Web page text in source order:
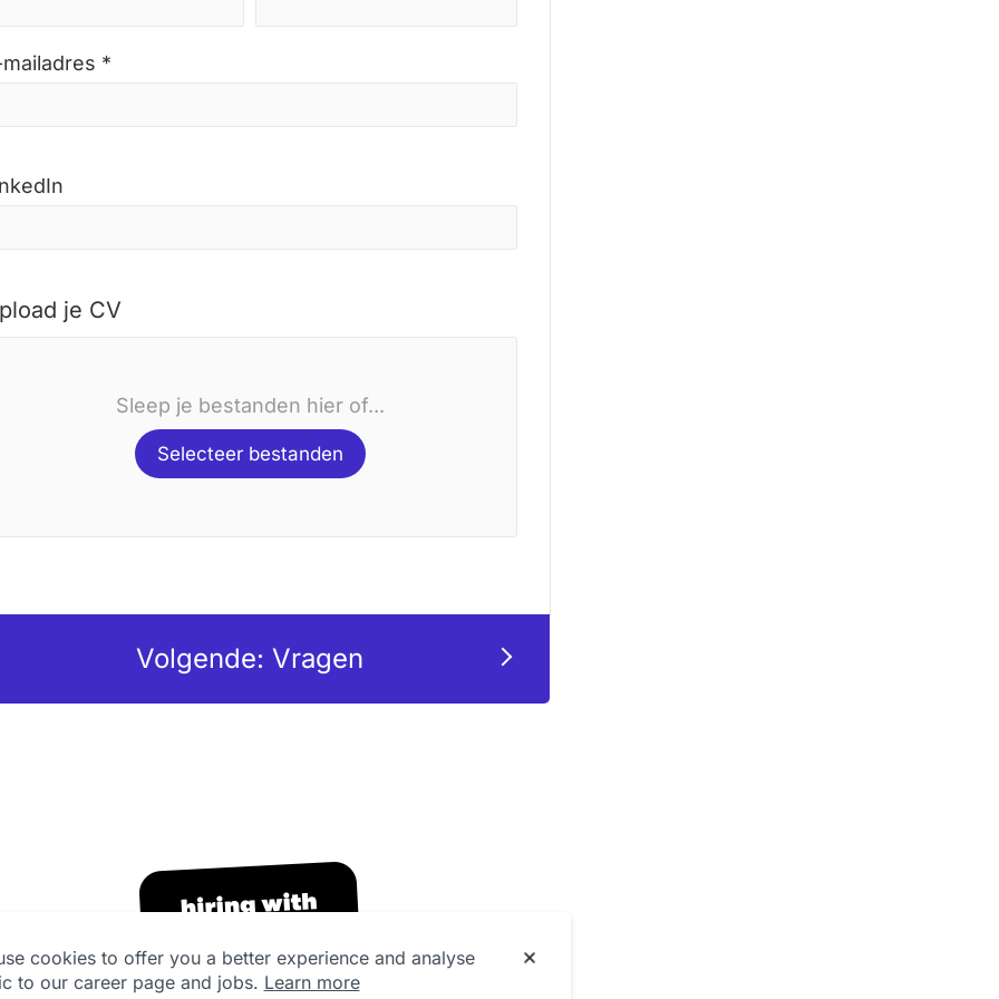
mailadres *
je CV
Sleep je bestanden hier of...
Selecteer bestanden
Volgende: Vragen
cookies to offer you a better experience and analyse
to our career page and jobs. Learn more